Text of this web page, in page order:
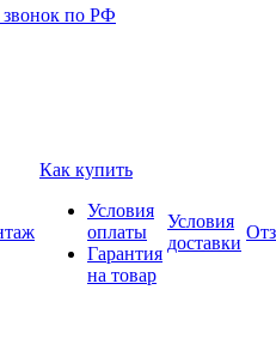
по РФ
Как купить
Условия
оплаты
Гарантия
на товар
Условия
доставки